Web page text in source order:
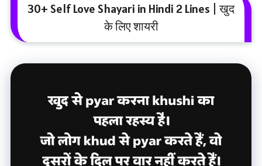
30+ Self Love Shayari in Hindi 2 Lines | खुद
के लिए शायरी